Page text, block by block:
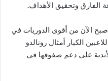
الفارق وتحقيق الأهداف.
الآن من أقوى الدوريات في
الكبار أمثال رونالدو
على دعم صفوفها في